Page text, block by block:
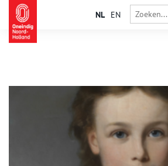
NL EN